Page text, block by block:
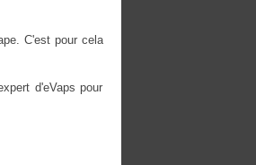
C'est pour cela
d'eVaps pour